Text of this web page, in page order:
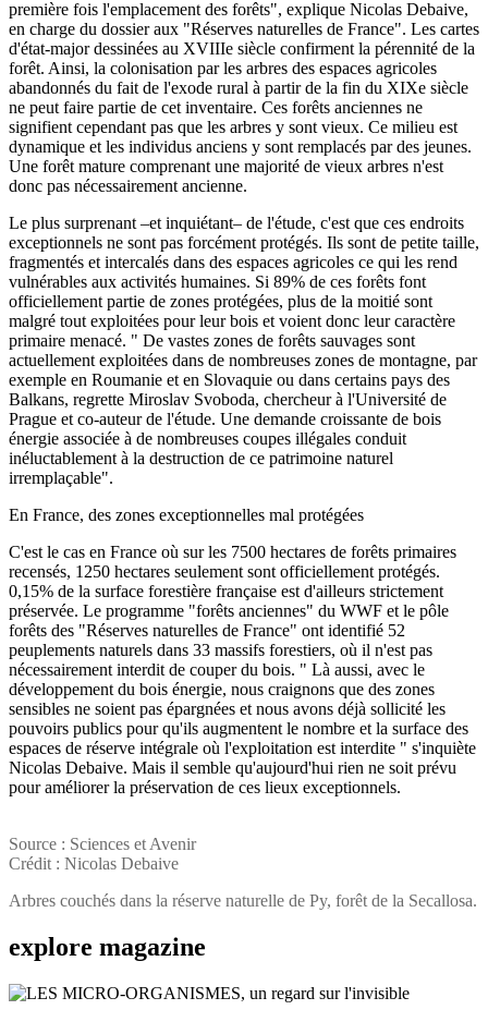
première fois l'emplacement des forêts", explique Nicolas Debaive,
en charge du dossier aux "Réserves naturelles de France". Les cartes
d'état-major dessinées au XVIIIe siècle confirment la pérennité de la
forêt. Ainsi, la colonisation par les arbres des espaces agricoles
abandonnés du fait de l'exode rural à partir de la fin du XIXe siècle
ne peut faire partie de cet inventaire. Ces forêts anciennes ne
signifient cependant pas que les arbres y sont vieux. Ce milieu est
dynamique et les individus anciens y sont remplacés par des jeunes.
Une forêt mature comprenant une majorité de vieux arbres n'est
donc pas nécessairement ancienne.
Le plus surprenant –et inquiétant– de l'étude, c'est que ces endroits
exceptionnels ne sont pas forcément protégés. Ils sont de petite taille,
fragmentés et intercalés dans des espaces agricoles ce qui les rend
vulnérables aux activités humaines. Si 89% de ces forêts font
officiellement partie de zones protégées, plus de la moitié sont
malgré tout exploitées pour leur bois et voient donc leur caractère
primaire menacé. " De vastes zones de forêts sauvages sont
actuellement exploitées dans de nombreuses zones de montagne, par
exemple en Roumanie et en Slovaquie ou dans certains pays des
Balkans, regrette Miroslav Svoboda, chercheur à l'Université de
Prague et co-auteur de l'étude. Une demande croissante de bois
énergie associée à de nombreuses coupes illégales conduit
inéluctablement à la destruction de ce patrimoine naturel
irremplaçable".
En France, des zones exceptionnelles mal protégées
C'est le cas en France où sur les 7500 hectares de forêts primaires
recensés, 1250 hectares seulement sont officiellement protégés.
0,15% de la surface forestière française est d'ailleurs strictement
préservée. Le programme "forêts anciennes" du WWF et le pôle
forêts des "Réserves naturelles de France" ont identifié 52
peuplements naturels dans 33 massifs forestiers, où il n'est pas
nécessairement interdit de couper du bois. " Là aussi, avec le
développement du bois énergie, nous craignons que des zones
sensibles ne soient pas épargnées et nous avons déjà sollicité les
pouvoirs publics pour qu'ils augmentent le nombre et la surface des
espaces de réserve intégrale où l'exploitation est interdite " s'inquiète
Nicolas Debaive. Mais il semble qu'aujourd'hui rien ne soit prévu
pour améliorer la préservation de ces lieux exceptionnels.
Source : Sciences et Avenir
Crédit : Nicolas Debaive
Arbres couchés dans la réserve naturelle de Py, forêt de la Secallosa.
explore magazine